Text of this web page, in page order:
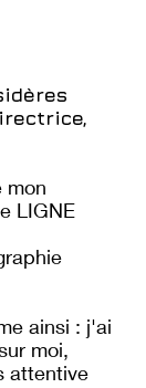
mon
LIGNE
ainsi : j'ai
moi,
attentive